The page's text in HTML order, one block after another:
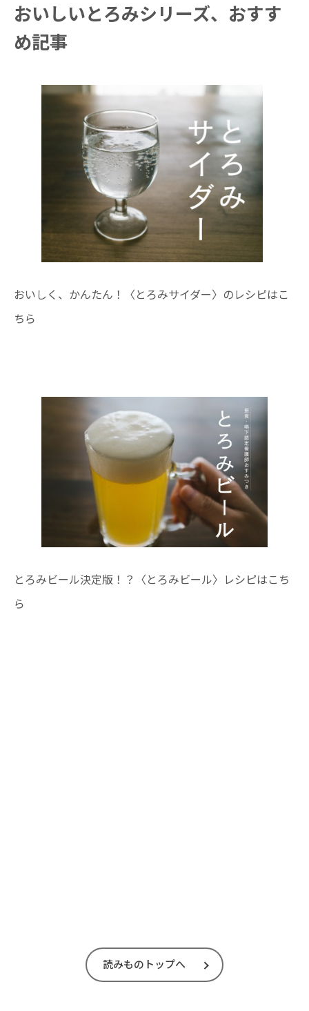
おいしいとろみシリーズ、おすす
め記事
おいしく、かんたん！〈とろみサイダー〉のレシピはこ
ちら
とろみビール決定版！？〈とろみビール〉レシピはこち
ら
読みものトップへ